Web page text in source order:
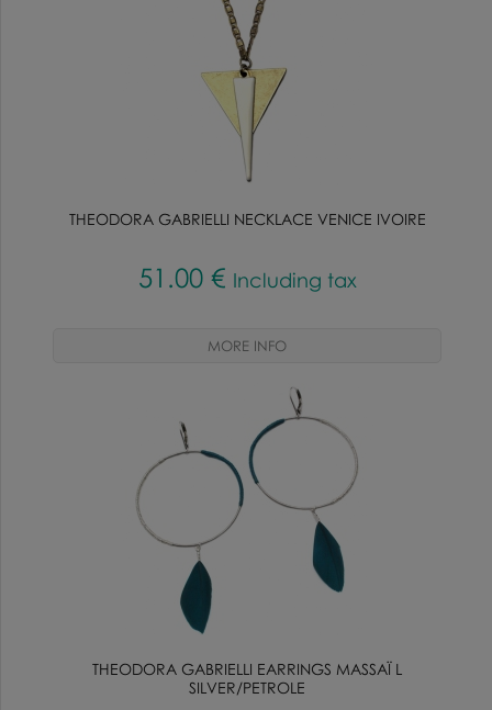
THEODORA GABRIELLI NECKLACE VENICE IVOIRE
51 .00 € Including tax
THEODORA GABRIELLI EARRINGS MASSAÏ L
SILVER/PETROLE